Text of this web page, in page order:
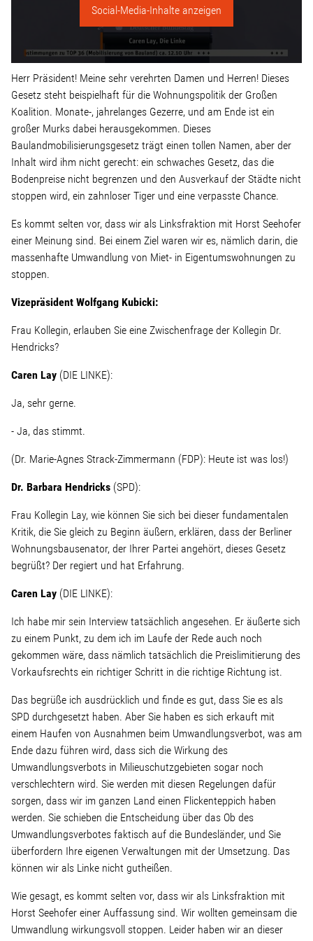
Linke Zukunftsdebatte
Sonstiges
Wahlkreis
Pressemitteilungen
Presse
Pressebilder
Service
Termine
Transparenz
Mediathek
Über mich
Wohnopoly
Leseprobe
Pressestimmen
Bestellen
Social-Media-Inhalte anzeigen
Herr Präsident! Meine sehr verehrten Damen und Herren! Dieses
Gesetz steht beispielhaft für die Wohnungspolitik der Großen
Koalition. Monate-, jahrelanges Gezerre, und am Ende ist ein
großer Murks dabei herausgekommen. Dieses
Baulandmobilisierungsgesetz trägt einen tollen Namen, aber der
Inhalt wird ihm nicht gerecht: ein schwaches Gesetz, das die
Bodenpreise nicht begrenzen und den Ausverkauf der Städte nicht
stoppen wird, ein zahnloser Tiger und eine verpasste Chance.
Es kommt selten vor, dass wir als Linksfraktion mit Horst Seehofer
einer Meinung sind. Bei einem Ziel waren wir es, nämlich darin, die
massenhafte Umwandlung von Miet- in Eigentumswohnungen zu
stoppen.
Vizepräsident Wolfgang Kubicki:
Frau Kollegin, erlauben Sie eine Zwischenfrage der Kollegin Dr.
Hendricks?
Caren Lay (DIE LINKE):
Ja, sehr gerne.
- Ja, das stimmt.
(Dr. Marie-Agnes Strack-Zimmermann (FDP): Heute ist was los!)
Dr. Barbara Hendricks (SPD):
Frau Kollegin Lay, wie können Sie sich bei dieser fundamentalen
Kritik, die Sie gleich zu Beginn äußern, erklären, dass der Berliner
Wohnungsbausenator, der Ihrer Partei angehört, dieses Gesetz
begrüßt? Der regiert und hat Erfahrung.
Caren Lay (DIE LINKE):
Ich habe mir sein Interview tatsächlich angesehen. Er äußerte sich
zu einem Punkt, zu dem ich im Laufe der Rede auch noch
gekommen wäre, dass nämlich tatsächlich die Preislimitierung des
Vorkaufsrechts ein richtiger Schritt in die richtige Richtung ist.
Das begrüße ich ausdrücklich und finde es gut, dass Sie es als
SPD durchgesetzt haben. Aber Sie haben es sich erkauft mit
einem Haufen von Ausnahmen beim Umwandlungsverbot, was am
Ende dazu führen wird, dass sich die Wirkung des
Umwandlungsverbots in Milieuschutzgebieten sogar noch
verschlechtern wird. Sie werden mit diesen Regelungen dafür
sorgen, dass wir im ganzen Land einen Flickenteppich haben
werden. Sie schieben die Entscheidung über das Ob des
Umwandlungsverbotes faktisch auf die Bundesländer, und Sie
überfordern Ihre eigenen Verwaltungen mit der Umsetzung. Das
können wir als Linke nicht gutheißen.
Wie gesagt, es kommt selten vor, dass wir als Linksfraktion mit
Horst Seehofer einer Auffassung sind. Wir wollten gemeinsam die
Umwandlung wirkungsvoll stoppen. Leider haben wir an dieser